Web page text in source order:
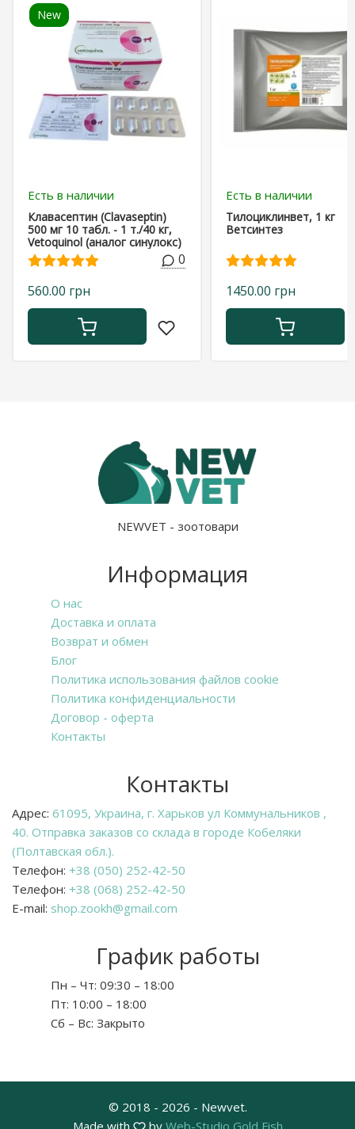
New
Есть в наличии
Клавасептин (Clavaseptin)
500 мг 10 табл. - 1 т./40 кг,
Vetoquinol (аналог синулокс)
0
560.00 грн
Есть в наличии
Тилоциклинвет, 1 кг
Ветсинтез
1450.00 грн
NEWVET - зоотовари
Информация
О нас
Доставка и оплата
Возврат и обмен
Блог
Политика использования файлов cookie
Политика конфиденциальности
Договор - оферта
Контакты
Контакты
Адрес: 61095, Украина, г. Харьков ул Коммунальников ,
40. Отправка заказов со склада в городе Кобеляки
(Полтавская обл.).
Телефон: +38 (050) 252-42-50
Телефон: +38 (068) 252-42-50
E-mail: shop.zookh@gmail.com
График работы
Пн – Чт: 09:30 – 18:00
Пт: 10:00 – 18:00
Сб – Вс: Закрыто
© 2018 - 2026 - Newvet.
Made with
by Web-Studio Gold Fish